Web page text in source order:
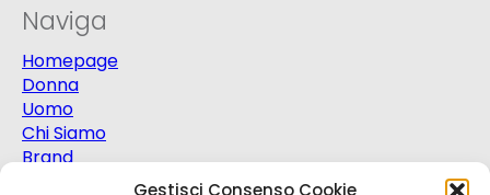
Gestisci Consenso Cookie
Naviga
Homepage
Donna
Uomo
Chi Siamo
Brand